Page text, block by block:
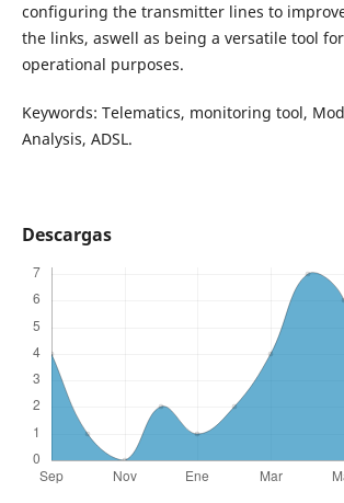
configuring the transmitter lines to
the links, aswell as being a versatile tool
operational purposes.
Keywords: Telematics, monitoring tool,
Analysis, ADSL.
Descargas